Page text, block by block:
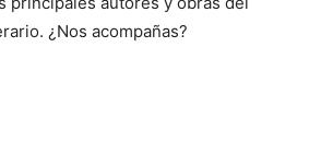
¿Nos acompañas?